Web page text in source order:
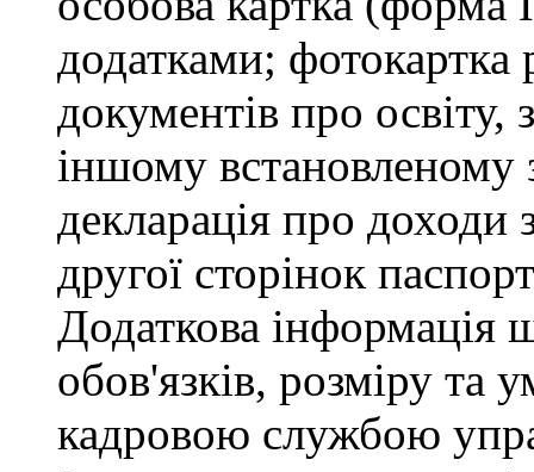
додатками; фотокартка
документів про освіту,
іншому встановленому
декларація про доходи
другої сторінок
Додаткова інформація
обов'язків, розміру та
кадровою службою